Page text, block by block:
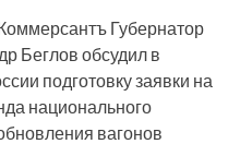
Губернатор
Беглов обсудил в
подготовку заявки на
национального
вагонов